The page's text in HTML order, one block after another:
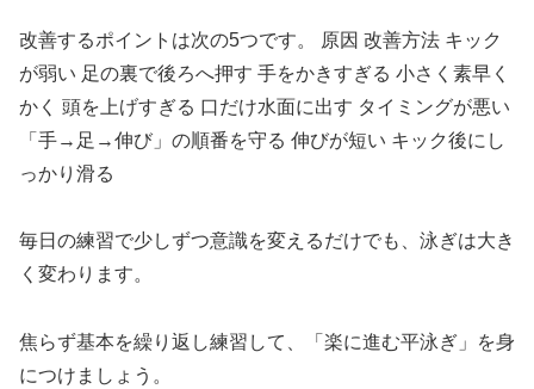
改善するポイントは次の5つです。 原因 改善方法 キック
が弱い 足の裏で後ろへ押す 手をかきすぎる 小さく素早く
かく 頭を上げすぎる 口だけ水面に出す タイミングが悪い
「手→足→伸び」の順番を守る 伸びが短い キック後にし
っかり滑る
毎日の練習で少しずつ意識を変えるだけでも、泳ぎは大き
く変わります。
焦らず基本を繰り返し練習して、「楽に進む平泳ぎ」を身
につけましょう。